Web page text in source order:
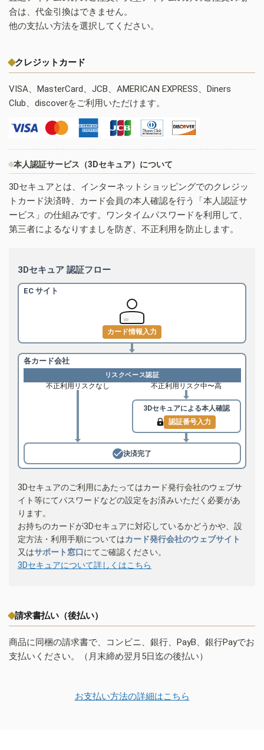
合は、代金引換はできません。
他の支払い方法を選択してください。
クレジットカード
VISA、MasterCard、JCB、AMERICAN EXPRESS、Diners
Club、discoverをご利用いただけます。
本人認証サービス（3Dセキュア）について
3Dセキュアとは、インターネットショッピングでのクレジッ
トカード決済時、カード会員の本人確認を行う「本人認証サ
ービス」の仕組みです。ワンタイムパスワードを利用して、
第三者によるなりすましを防ぎ、不正利用を防止します。
3Dセキュア 認証フロー
EC サイト
カード情報入力
各カード会社
リスクベース認証
不正利用リスクなし 不正利用リスク中〜高
3Dセキュアによる本人確認
認証番号入力
決済完了
3Dセキュアのご利用にあたってはカード発行会社のウェブサ
イト等にてパスワードなどの設定をお済みいただく必要があ
ります。
お持ちのカードが3Dセキュアに対応しているかどうかや、設
定方法・利用手順についてはカード発行会社のウェブサイト
又はサポート窓口にてご確認ください。
3Dセキュアについて詳しくはこちら
請求書払い（後払い）
商品に同梱の請求書で、コンビニ、銀行、PayB、銀行Payでお
支払いください。（月末締め翌月5日迄の後払い）
お支払い方法の詳細はこちら